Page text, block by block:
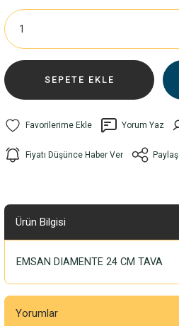
SEPETE EKLE
Yorum Yaz
Fiyatı Düşünce Haber Ver Paylaş
Ürün Bilgisi
EMSAN DIAMENTE 24 CM TAVA
Yorumlar